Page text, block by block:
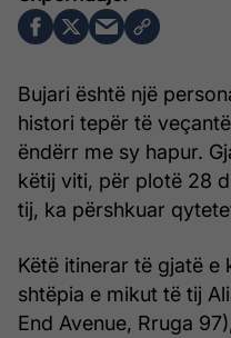
Bujari është një
histori tepër të
ëndërr me sy hapur.
këtij viti, për plotë 28
tij, ka përshkuar
Këtë itinerar të gjatë e
shtëpia e mikut të tij
End Avenue, Rruga